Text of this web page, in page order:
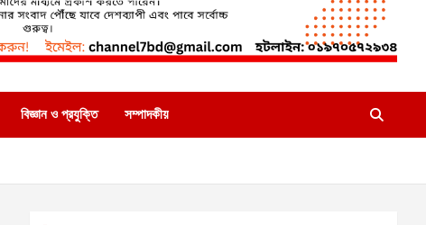
বিজ্ঞান ও প্রযুক্তি সম্পাদকীয়